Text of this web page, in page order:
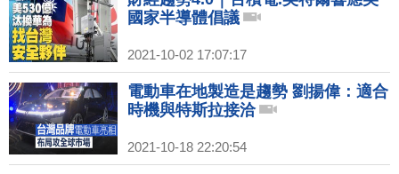
國家半導體倡議
2021-10-02 17:07:17
電動車在地製造是趨勢 劉揚偉：適合
時機與特斯拉接洽
2021-10-18 22:20:54